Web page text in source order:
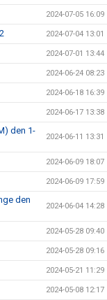
2024-07-05 16:09
2024-07-04 13:01
2024-07-01 13:44
2024-06-24 08:23
2024-06-18 16:39
2024-06-17 13:38
den 1-
2024-06-11 13:31
2024-06-09 18:07
2024-06-09 17:59
den
2024-06-04 14:28
2024-05-28 09:40
2024-05-28 09:16
2024-05-21 11:29
2024-05-08 12:17